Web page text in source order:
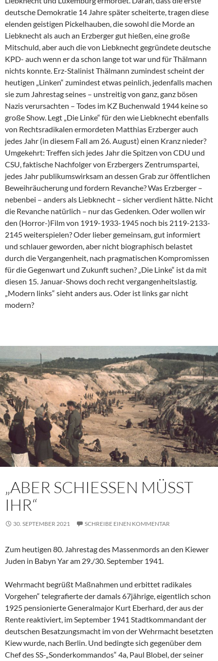
deutsche Demokratie 14 Jahre später scheiterte, tragen diese
elenden geistigen Pickelhauben, die sowohl die Morde an
Liebknecht als auch an Erzberger gut hießen, eine große
Mitschuld, aber auch die von Liebknecht gegründete deutsche
KPD- auch wenn er da schon lange tot war und für Thälmann
nichts konnte. Erz-Stalinist Thälmann zumindest scheint der
heutigen „Linken“ zumindest etwas peinlich, jedenfalls machen
sie zum Jahrestag seines – unstreitig von ganz, ganz bösen
Nazis verursachten – Todes im KZ Buchenwald 1944 keine so
große Show. Legt „Die Linke“ für den wie Liebknecht ebenfalls
von Rechtsradikalen ermordeten Matthias Erzberger auch
jedes Jahr (in diesem Fall am 26. August) einen Kranz nieder?
Umgekehrt: Treffen sich jedes Jahr die Spitzen von CDU und
CSU, faktische Nachfolger von Erzbergers Zentrumspartei,
jedes Jahr publikumswirksam an dessen Grab zur öffentlichen
Beweihräucherung und fordern Revanche? Was Erzberger –
nebenbei – anders als Liebknecht – sicher verdient hätte. Nicht
die Revanche natürlich – nur das Gedenken. Oder wollen wir
den (Horror-)Film von 1919-1933-1945 noch bis 2119-2133-
2145 weiterspielen? Oder lieber gemeinsam, gut informiert
und schlauer geworden, aber nicht biographisch belastet
durch die Vergangenheit, nach pragmatischen Kompromissen
für die Gegenwart und Zukunft suchen? „Die Linke“ ist da mit
diesen 15. Januar-Shows doch recht vergangenheitslastig.
„Modern links“ sieht anders aus. Oder ist links gar nicht
modern?
„ABER SCHIESSEN MÜSST
IHR“
30. SEPTEMBER 2021 SCHREIBE EINEN KOMMENTAR
Zum heutigen 80. Jahrestag des Massenmords an den Kiewer
Juden in Babyn Yar am 29./30. September 1941.
Wehrmacht begrüßt Maßnahmen und erbittet radikales
Vorgehen“ telegrafierte der damals 67jährige, eigentlich schon
1925 pensionierte Generalmajor Kurt Eberhard, der aus der
Rente reaktiviert, im September 1941 Stadtkommandant der
deutschen Besatzungsmacht im von der Wehrmacht besetzten
Kiew wurde, nach Berlin. Und bedingte sich gegenüber dem
Chef des SS-„Sonderkommandos“ 4a, Paul Blobel, der seiner